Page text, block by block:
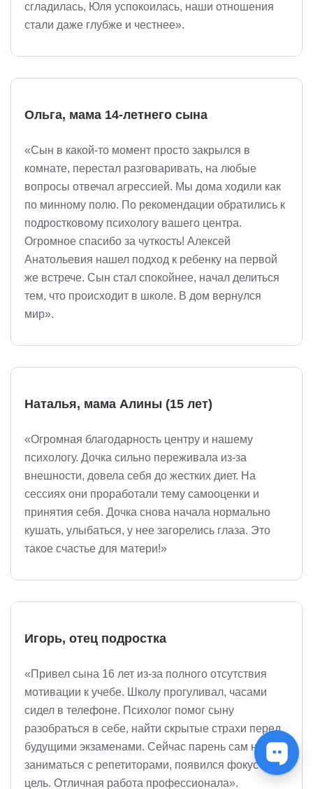
сгладилась, Юля успокоилась, наши отношения
стали даже глубже и честнее».
Ольга, мама 14-летнего сына
«Сын в какой-то момент просто закрылся в
комнате, перестал разговаривать, на любые
вопросы отвечал агрессией. Мы дома ходили как
по минному полю. По рекомендации обратились к
подростковому психологу вашего центра.
Огромное спасибо за чуткость! Алексей
Анатольевия нашел подход к ребенку на первой
же встрече. Сын стал спокойнее, начал делиться
тем, что происходит в школе. В дом вернулся
мир».
Наталья, мама Алины (15 лет)
«Огромная благодарность центру и нашему
психологу. Дочка сильно переживала из-за
внешности, довела себя до жестких диет. На
сессиях они проработали тему самооценки и
принятия себя. Дочка снова начала нормально
кушать, улыбаться, у нее загорелись глаза. Это
такое счастье для матери!»
Игорь, отец подростка
«Привел сына 16 лет из-за полного отсутствия
мотивации к учебе. Школу прогуливал, часами
сидел в телефоне. Психолог помог сыну
разобраться в себе, найти скрытые страхи перед
будущими экзаменами. Сейчас парень сам начал
заниматься с репетиторами, появился фокус на
цель. Отличная работа профессионала».